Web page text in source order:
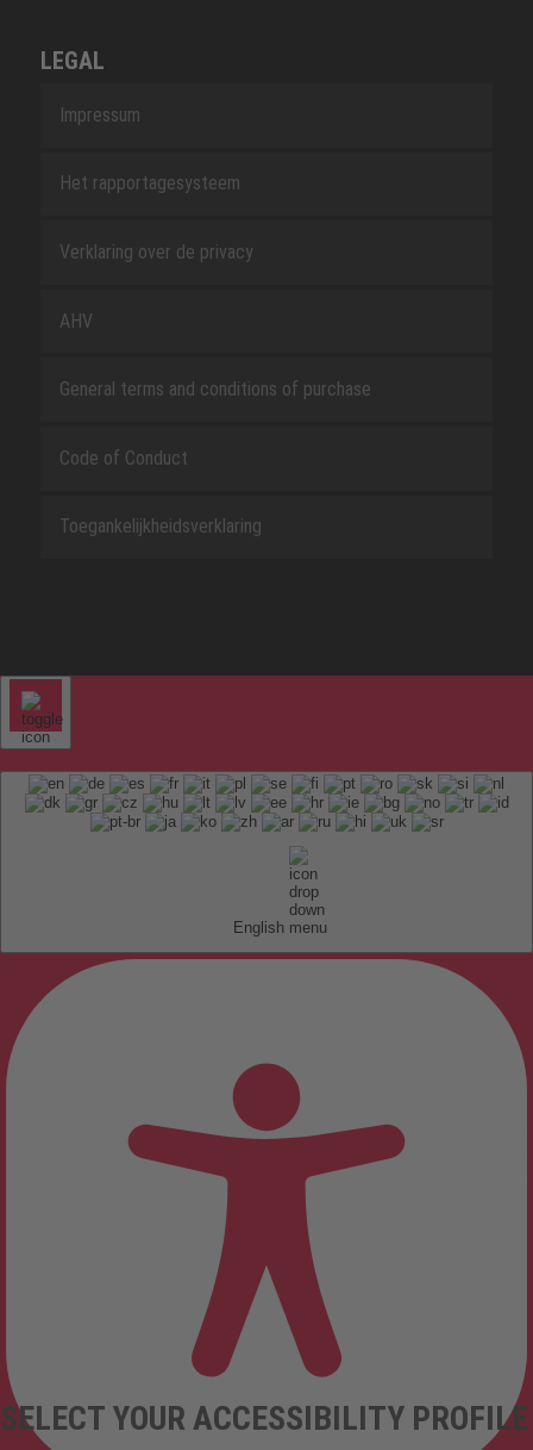
LEGAL
Impressum
Het rapportagesysteem
Verklaring over de privacy
AHV
General terms and conditions of purchase
Code of Conduct
Toegankelijkheidsverklaring
English
SELECT YOUR ACCESSIBILITY PROFILE